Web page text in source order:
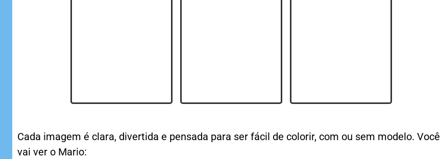
Cada imagem é clara, divertida e pensada para ser fácil de colorir, com ou sem modelo. Você
vai ver o Mario: